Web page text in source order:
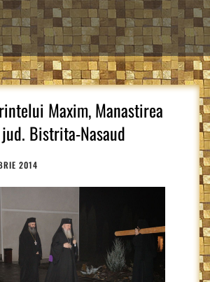
Maxim, Manastirea
Bistrita-Nasaud
2014